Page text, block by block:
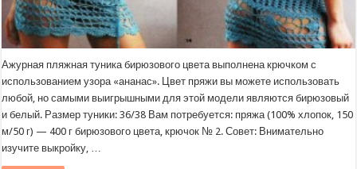
Ажурная пляжная туника бирюзового цвета выполнена крючком с
использованием узора «ананас». Цвет пряжи вы можете использовать
любой, но самыми выигрышными для этой модели являются бирюзовый
и белый. Размер туники: 36/38 Вам потребуется: пряжа (100% хлопок, 150
м/50 г) — 400 г бирюзового цвета, крючок № 2. Совет: Внимательно
изучите выкройку, …